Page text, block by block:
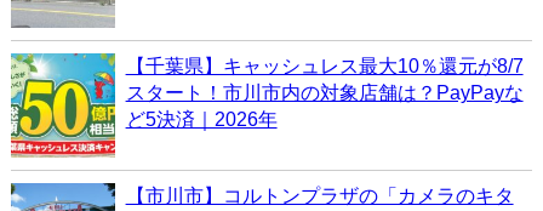
【千葉県】キャッシュレス最大10％還元が8/7
スタート！市川市内の対象店舗は？PayPayな
ど5決済｜2026年
【市川市】コルトンプラザの「カメラのキタ